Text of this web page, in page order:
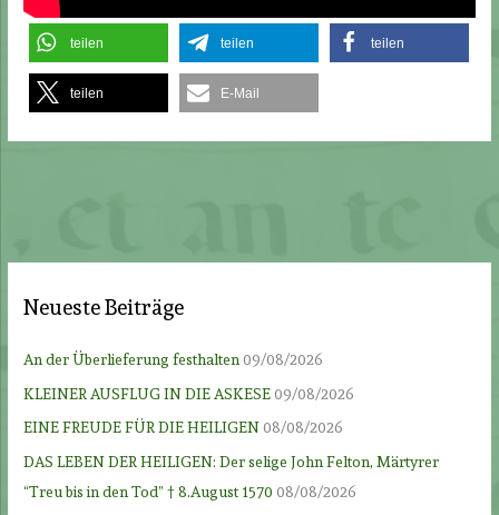
teilen teilen teilen
teilen E-Mail
Neueste Beiträge
An der Überlieferung festhalten09/08/2026
KLEINER AUSFLUG IN DIE ASKESE09/08/2026
EINE FREUDE FÜR DIE HEILIGEN08/08/2026
DAS LEBEN DER HEILIGEN: Der selige John Felton, Märtyrer
“Treu bis in den Tod” † 8.August 1570 08/08/2026